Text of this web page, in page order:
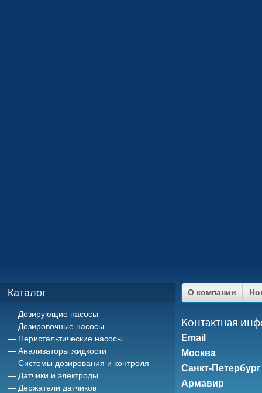
Каталог
Дозирующие насосы
Дозировочные насосы
Перистальтические насосы
Анализаторы жидкости
Системы дозирования и контроля
Датчики и электроды
Держатели датчиков
О компании
Контактная
Email
Москва
Санкт-Петербург
Армавир